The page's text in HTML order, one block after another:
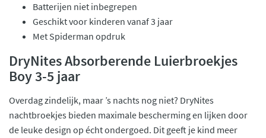
Batterijen niet inbegrepen
Geschikt voor kinderen vanaf 3 jaar
Met Spiderman opdruk
DryNites Absorberende Luierbroekjes
Boy 3-5 jaar
Overdag zindelijk, maar ’s nachts nog niet? DryNites
nachtbroekjes bieden maximale bescherming en lijken door
de leuke design op écht ondergoed. Dit geeft je kind meer